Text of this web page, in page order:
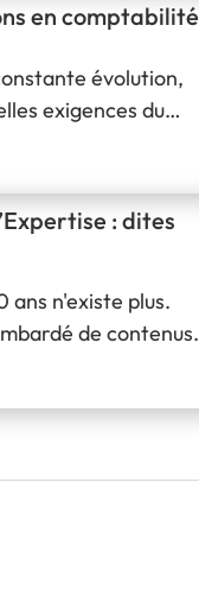
en comptabilité
évolution,
exigences du
: dites
n'existe plus.
de contenus,
des heures dans un